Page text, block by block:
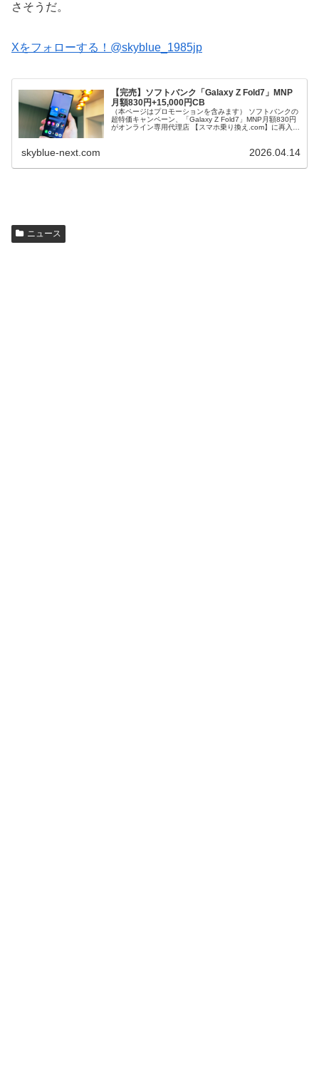
さそうだ。
Xをフォローする！@skyblue_1985jp
【完売】ソフトバンク「Galaxy Z Fold7」MNP
月額830円+15,000円CB
（本ページはプロモーションを含みます） ソフトバンクの
超特価キャンペーン、「Galaxy Z Fold7」MNP月額830円
がオンライン専用代理店 【スマホ乗り換え.com】に再入荷
skyblue-next.com 2026.04.14
ニュース